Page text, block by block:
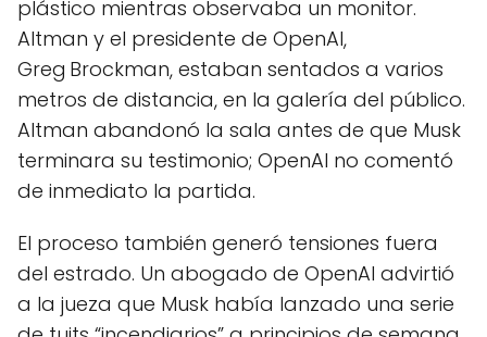
plástico mientras observaba un monitor.
Altman y el presidente de OpenAI,
Greg Brockman, estaban sentados a varios
metros de distancia, en la galería del público.
Altman abandonó la sala antes de que Musk
terminara su testimonio; OpenAI no comentó
de inmediato la partida.
El proceso también generó tensiones fuera
del estrado. Un abogado de OpenAI advirtió
a la jueza que Musk había lanzado una serie